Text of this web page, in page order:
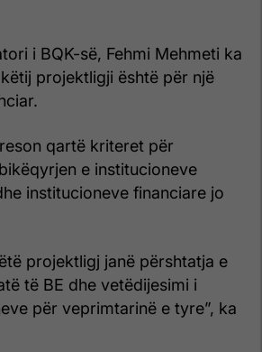
i BQK-së, Fehmi Mehmeti ka
projektligji është për një
qartë kriteret për
e institucioneve
institucioneve financiare jo
projektligj janë përshtatja e
të BE dhe vetëdijesimi i
për veprimtarinë e tyre”, ka